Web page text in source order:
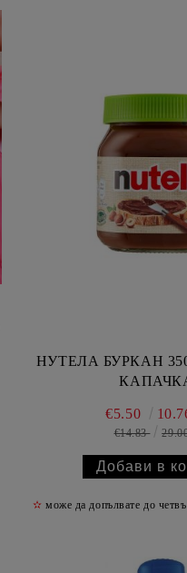
НУТЕЛА БУРКАН
€5.50
€14.83
✫ може да допълвате до